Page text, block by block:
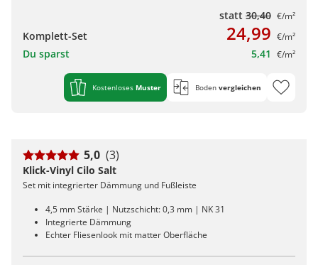
statt 30,40 €/m²
Komplett-Set 24,99 €/m²
Du sparst 5,41 €/m²
Kostenloses Muster Boden vergleichen
5,0 (3)
Klick-Vinyl Cilo Salt
Set mit integrierter Dämmung und Fußleiste
4,5 mm Stärke | Nutzschicht: 0,3 mm | NK 31
Integrierte Dämmung
Echter Fliesenlook mit matter Oberfläche